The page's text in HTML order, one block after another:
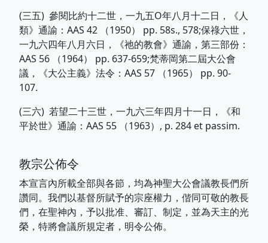
(三五) 參閱比約十二世，一九五O年八月十二日，《人
類》通諭：AAS 42 （1950） pp. 58s., 578;保祿六世，
一九六四年八月六日，《祂的教會》通諭，第三部份：
AAS 56 （1964） pp. 637-659;梵蒂岡第二屆大公會
議，《大公主義》法令：AAS 57 （1965） pp. 90-
107.
(三六) 若望二十三世，一九六三年四月十一日，《和
平於世》通諭：AAS 55 （1963）, p. 284 et passim.
教宗公佈令
本宣言內所載全部與各節，均為神聖大公會議教長們所
讚同。我們以基督所賦予的宗座權力，偕同可敬的教長
們，在聖神內，予以批准、審訂、制定，並為天主的光
榮，特將會議所規定者，明令公佈。